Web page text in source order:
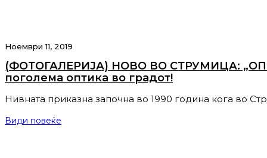
Ноември 11, 2019
(ФОТОГАЛЕРИЈА) НОВО ВО СТРУМИЦА:
поголема оптика во градот!
Нивната приказна започна во 1990 година кога во
Види повеќе